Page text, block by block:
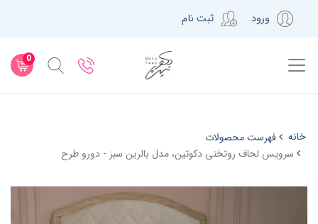
ورود ثبت نام
0
خانه
فهرست محصولات
سرویس لحاف روتختی دکوتین، مدل بالرین سبز - دورو طرح